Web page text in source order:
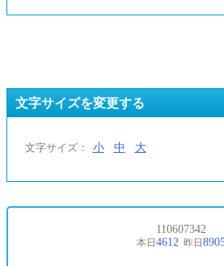
文字サイズを変更する
文字サイズ： 小 中 大